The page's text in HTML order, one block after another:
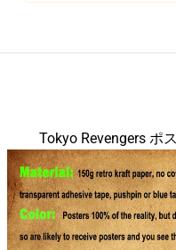
Tokyo Revengers ポ